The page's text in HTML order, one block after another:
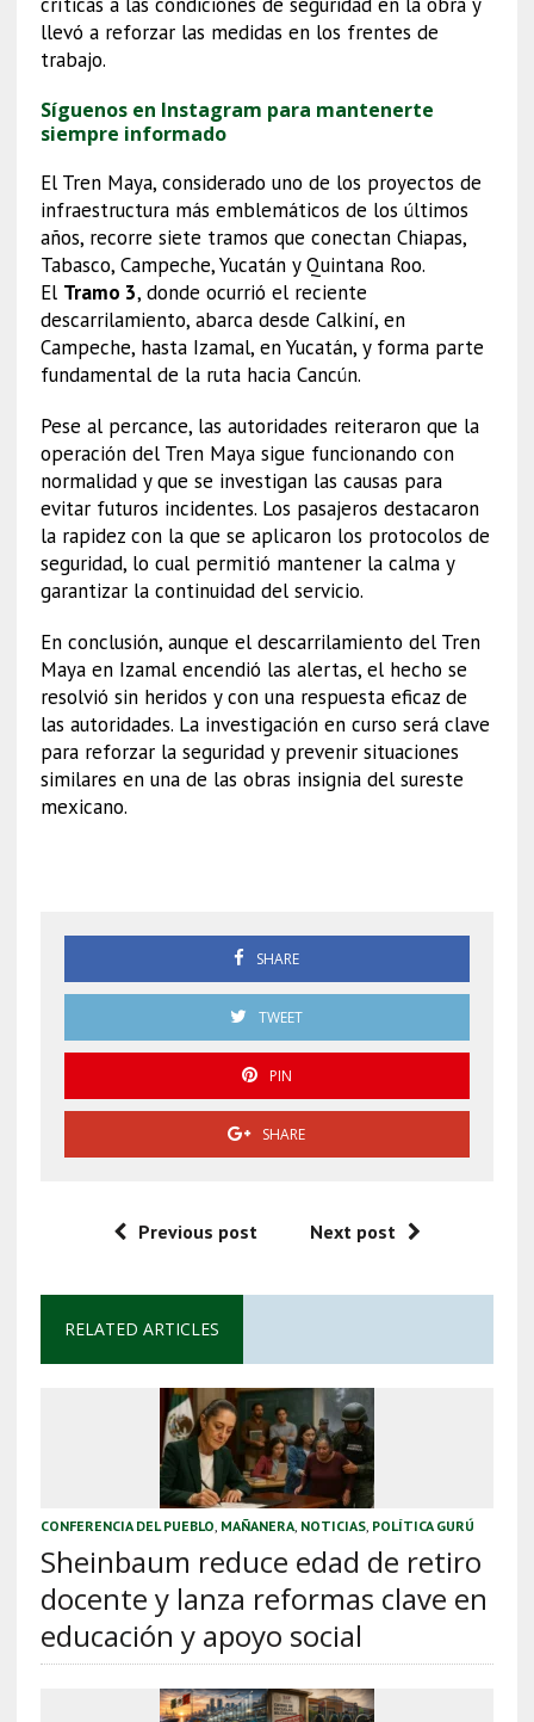
llevó a reforzar las medidas en los frentes de
trabajo.
Síguenos en Instagram para mantenerte
siempre informado
El Tren Maya, considerado uno de los proyectos de
infraestructura más emblemáticos de los últimos
años, recorre siete tramos que conectan Chiapas,
Tabasco, Campeche, Yucatán y Quintana Roo.
El Tramo 3, donde ocurrió el reciente
descarrilamiento, abarca desde Calkiní, en
Campeche, hasta Izamal, en Yucatán, y forma parte
fundamental de la ruta hacia Cancún.
Pese al percance, las autoridades reiteraron que la
operación del Tren Maya sigue funcionando con
normalidad y que se investigan las causas para
evitar futuros incidentes. Los pasajeros destacaron
la rapidez con la que se aplicaron los protocolos de
seguridad, lo cual permitió mantener la calma y
garantizar la continuidad del servicio.
En conclusión, aunque el descarrilamiento del Tren
Maya en Izamal encendió las alertas, el hecho se
resolvió sin heridos y con una respuesta eficaz de
las autoridades. La investigación en curso será clave
para reforzar la seguridad y prevenir situaciones
similares en una de las obras insignia del sureste
mexicano.
SHARE
TWEET
PIN
SHARE
Previous post Next post
RELATED ARTICLES
CONFERENCIA DEL PUEBLO MAÑANERA, NOTICIAS, POLÍTICA GURÚ
Sheinbaum reduce edad de retiro
docente y lanza reformas clave en
educación y apoyo social